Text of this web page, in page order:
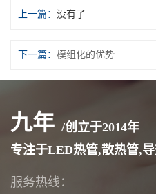
上一篇： 没有了
下一篇： 模组化的优势
九年 /创立于2014年
专注于LED热管,散热管,
服务热线：